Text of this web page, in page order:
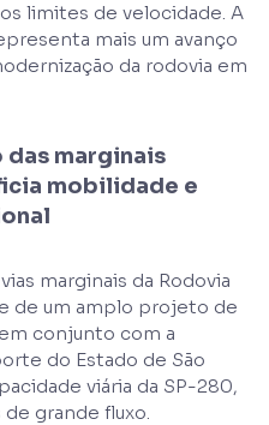
limites de velocidade. A
mais um avanço
da rodovia em
marginais
mobilidade e
marginais da Rodovia
de um amplo projeto de
conjunto com a
do Estado de São
viária da SP-280,
grande fluxo.